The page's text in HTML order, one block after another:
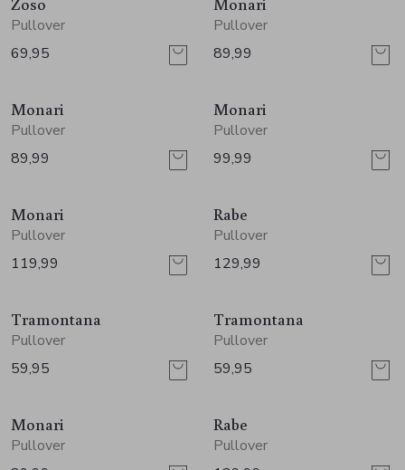
Schoenen
Shirts en tops
Truien en vesten
T-shirts en polos
Truien en vesten
Sokken
Tassen
Pullover
69,95
Pullover
89,99
Monari
Pullover
89,99
Monari
Pullover
99,99
Monari
Pullover
119,99
Rabe
Pullover
129,99
Tramontana
Pullover
59,95
Tramontana
Pullover
59,95
Monari
Pullover
Rabe
Pullover